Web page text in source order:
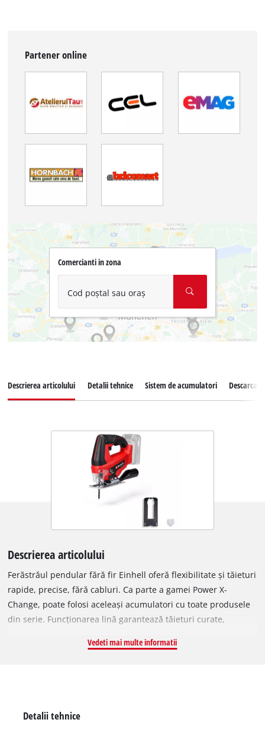
Partener online
Comercianti in zona
Cod poștal sau oraș
Descrierea articolului Detalii tehnice Sistem de acumulatori Descarcari
Descrierea articolului
Ferăstrăul pendular fără fir Einhell oferă flexibilitate și tăieturi
rapide, precise, fără cabluri. Ca parte a gamei Power X-
Change, poate folosi aceleași acumulatori cu toate produsele
din serie. Funcționarea lină garantează tăieturi curate,
universală permite schimbarea rapidă a pânzelor. Funcția de
Vedeti mai multe informatii
Detalii tehnice